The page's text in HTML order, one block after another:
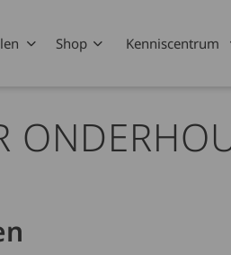
Shop Kenniscentrum